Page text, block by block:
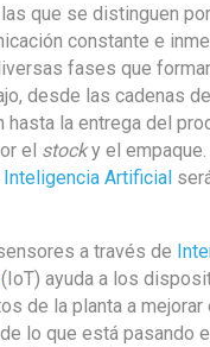
que se distinguen
constante e
fases que
desde las cadenas de
hasta la entrega del
el stocky el empaque.
Inteligencia Artificial
a través de
(IoT) ayuda a los
de la planta a mejorar
lo que está pasando